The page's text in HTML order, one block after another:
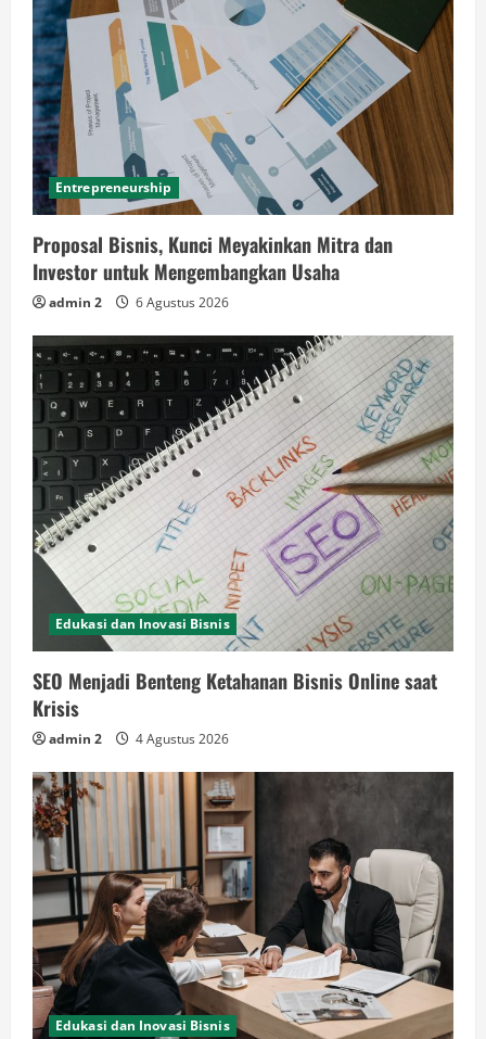
Entrepreneurship
Proposal Bisnis, Kunci Meyakinkan Mitra dan
Investor untuk Mengembangkan Usaha
admin 2 6 Agustus 2026
Edukasi dan Inovasi Bisnis
SEO Menjadi Benteng Ketahanan Bisnis Online saat
Krisis
admin 2 4 Agustus 2026
Edukasi dan Inovasi Bisnis